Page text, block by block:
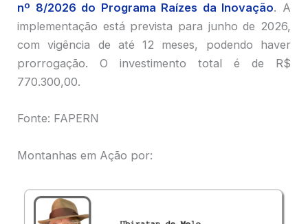
nº 8/2026 do Programa Raízes da Inovação. A
implementação está prevista para junho de 2026,
com vigência de até 12 meses, podendo haver
prorrogação. O investimento total é de R$
770.300,00.
Fonte: FAPERN
Montanhas em Ação por: